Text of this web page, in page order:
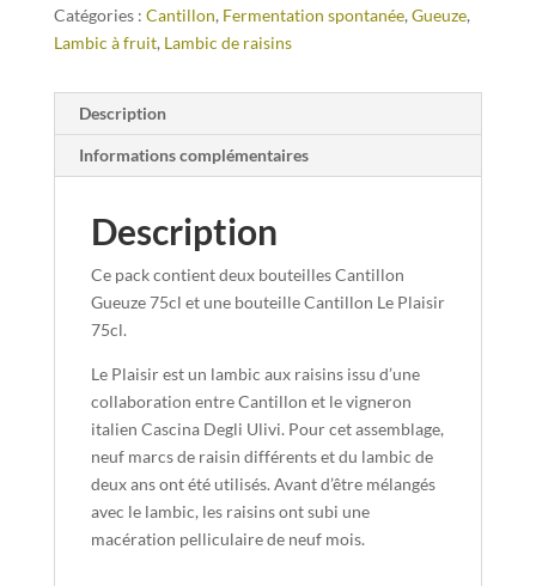
Catégories : Cantillon, Fermentation spontanée, Gueuze,
Lambic à fruit, Lambic de raisins
Description
Informations complémentaires
Description
Ce pack contient deux bouteilles Cantillon
Gueuze 75cl et une bouteille Cantillon Le Plaisir
75cl.
Le Plaisir est un lambic aux raisins issu d’une
collaboration entre Cantillon et le vigneron
italien Cascina Degli Ulivi. Pour cet assemblage,
neuf marcs de raisin différents et du lambic de
deux ans ont été utilisés. Avant d’être mélangés
avec le lambic, les raisins ont subi une
macération pelliculaire de neuf mois.